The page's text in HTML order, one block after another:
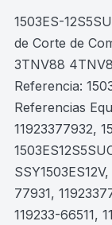
1503ES-
de Corte de
3TNV88
Referencia:
Referencias
11923377932,
77931,
119233-66511,